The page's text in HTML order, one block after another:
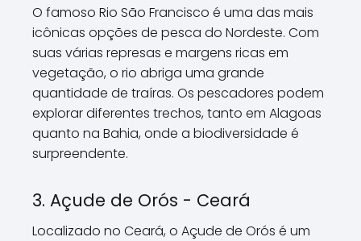
O famoso Rio São Francisco é uma das mais
icônicas opções de pesca do Nordeste. Com
suas várias represas e margens ricas em
vegetação, o rio abriga uma grande
quantidade de traíras. Os pescadores podem
explorar diferentes trechos, tanto em Alagoas
quanto na Bahia, onde a biodiversidade é
surpreendente.
3. Açude de Orós - Ceará
Localizado no Ceará, o Açude de Orós é um